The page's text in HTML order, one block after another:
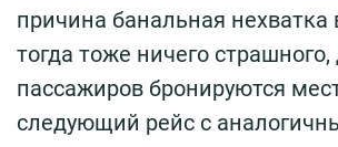
причина банальная нехватка
тогда тоже ничего страшного,
пассажиров бронируются
следующий рейс с